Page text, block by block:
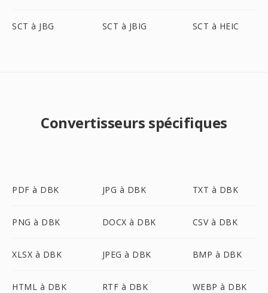
SCT à JBG SCT à JBIG SCT à HEIC
Convertisseurs spécifiques
PDF à DBK JPG à DBK TXT à DBK
PNG à DBK DOCX à DBK CSV à DBK
XLSX à DBK JPEG à DBK BMP à DBK
HTML à DBK RTF à DBK WEBP à DBK